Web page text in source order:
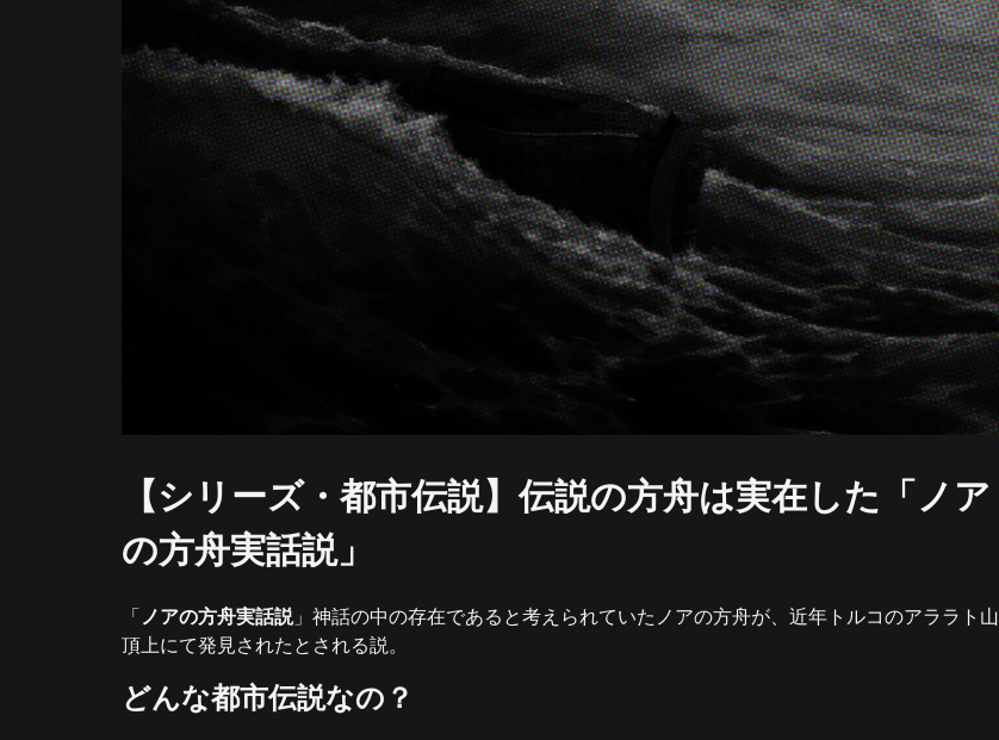
【シリーズ・都市伝説】伝説の方舟は実在した「ノア
の方舟実話説」
「ノアの方舟実話説」神話の中の存在であると考えられていたノアの方舟が、近年トルコのアララト山
頂上にて発見されたとされる説。
どんな都市伝説なの？